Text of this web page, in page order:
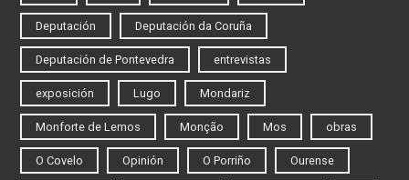
Deputación Deputación da Coruña
Deputación de Pontevedra entrevistas
exposición Lugo Mondariz
Monforte de Lemos Monção Mos obras
O Covelo Opinión O Porriño Ourense